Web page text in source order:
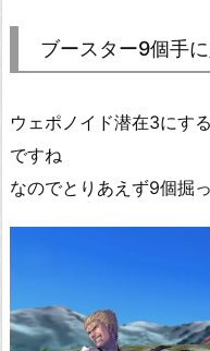
ブースター9個手
ウェポノイド潜在3にす
ですね
なのでとりあえず9個掘